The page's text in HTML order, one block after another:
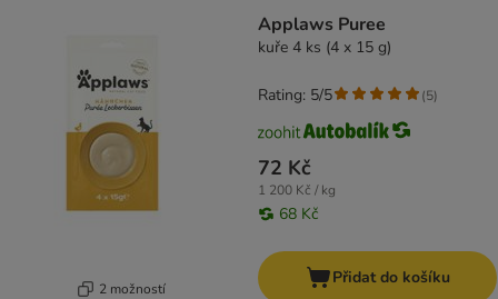
2 možností
Applaws Puree
kuře 4 ks (4 x 15 g)
72 Kč
1 200 Kč / kg
68 Kč
Rating: 5/5 (5)
Přidat do košíku